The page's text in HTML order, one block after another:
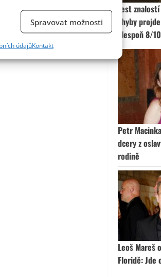
Spravovat možnosti
údajůKontakt
Test
chyby
alespoň 8/10
Petr
dcery z
rodině
Leoš Mareš
Floridě: Jde